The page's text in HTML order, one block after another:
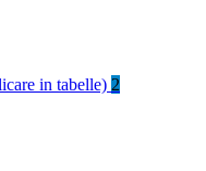
in tabelle) 2